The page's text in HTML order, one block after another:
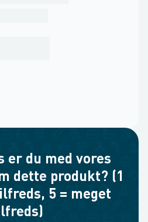
er du med vores
dette produkt? (1
5 = meget